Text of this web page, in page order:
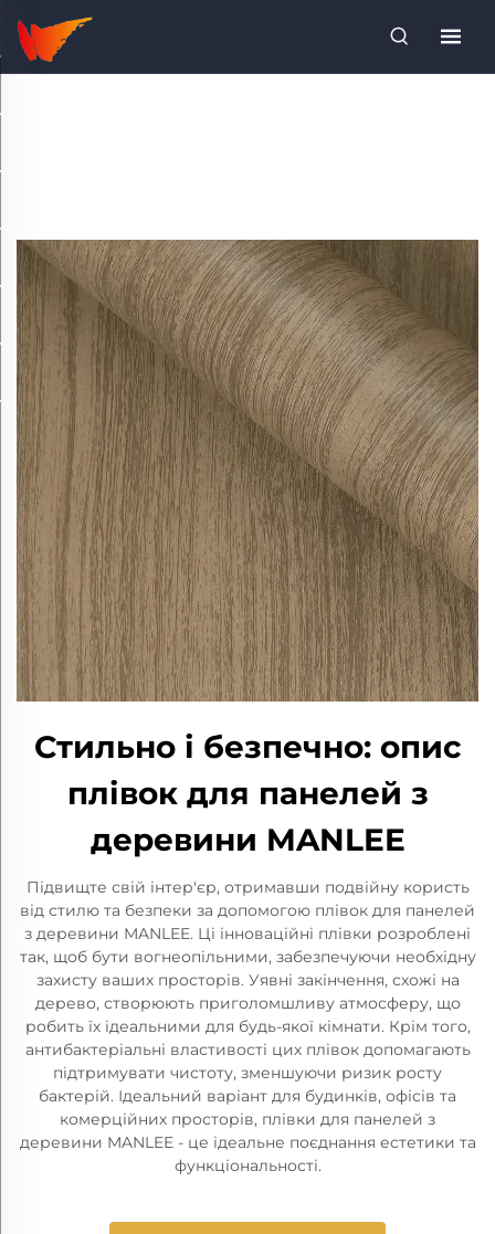
Стильно і безпечно: опис
плівок для панелей з
деревини MANLEE
Підвищте свій інтер'єр, отримавши подвійну користь
від стилю та безпеки за допомогою плівок для панелей
з деревини MANLEE. Ці інноваційні плівки розроблені
так, щоб бути вогнеопільними, забезпечуючи необхідну
захисту ваших просторів. Уявні закінчення, схожі на
дерево, створюють приголомшливу атмосферу, що
робить їх ідеальними для будь-якої кімнати. Крім того,
антибактеріальні властивості цих плівок допомагають
підтримувати чистоту, зменшуючи ризик росту
бактерій. Ідеальний варіант для будинків, офісів та
комерційних просторів, плівки для панелей з
деревини MANLEE - це ідеальне поєднання естетики та
функціональності.